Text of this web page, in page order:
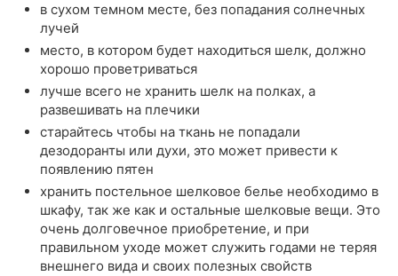
в сухом темном месте, без попадания солнечных
лучей
место, в котором будет находиться шелк, должно
хорошо проветриваться
лучше всего не хранить шелк на полках, а
развешивать на плечики
старайтесь чтобы на ткань не попадали
дезодоранты или духи, это может привести к
появлению пятен
хранить постельное шелковое белье необходимо в
шкафу, так же как и остальные шелковые вещи. Это
очень долговечное приобретение, и при
правильном уходе может служить годами не теряя
внешнего вида и своих полезных свойств